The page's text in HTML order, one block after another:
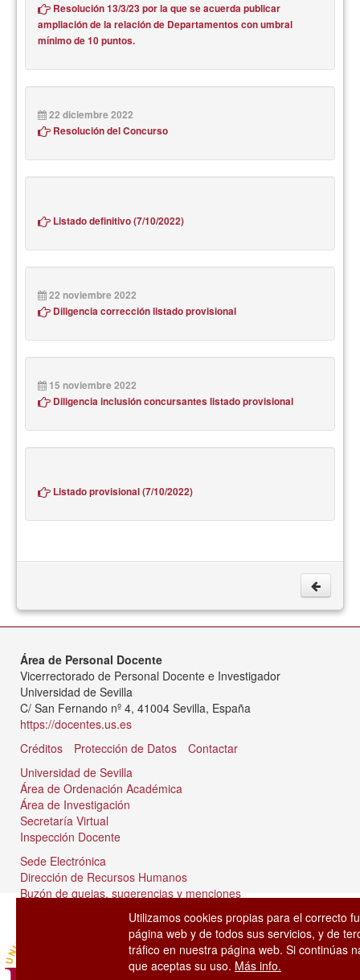
Resolución 13/3/23 por la que se acuerda publicar
ampliación de la relación de Departamentos con umbral
mínimo de 10 puntos.
22 diciembre 2022
Resolución del Concurso
Listado definitivo (7/10/2022)
22 noviembre 2022
Diligencia corrección listado provisional
15 noviembre 2022
Diligencia inclusión concursantes listado provisional
Listado provisional (7/10/2022)
Área de Personal Docente
Vicerrectorado de Personal Docente e Investigador
Universidad de Sevilla
C/ San Fernando nº 4, 41004 Sevilla, España
https://docentes.us.es
Créditos
Protección de Datos
Contactar
Universidad de Sevilla
Área de Ordenación Académica
Área de Investigación
Secretaría Virtual
Inspección Docente
Sede Electrónica
Dirección de Recursos Humanos
Buzón de quejas, sugerencias y menciones
Utilizamos cookies propias para el correcto
página web y de todos sus servicios, y de
tráfico en nuestra página web. Si continúas
que aceptas su uso. Más info.